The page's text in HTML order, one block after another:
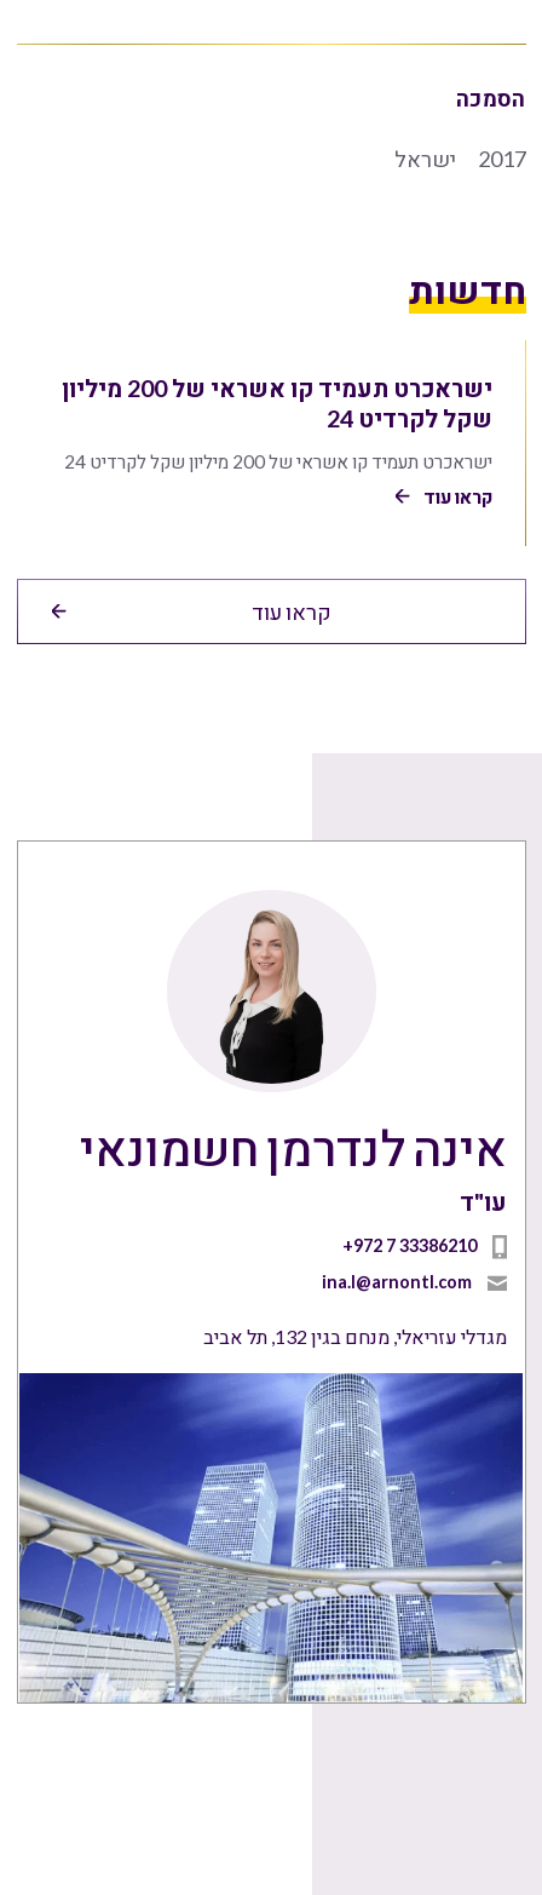
הסמכה
2017 ישראל
חדשות
ישראכרט תעמיד קו אשראי של 200 מיליון
שקל לקרדיט 24
ישראכרט תעמיד קו אשראי של 200 מיליון שקל לקרדיט 24
קראו עוד
קראו עוד
אינה לנדרמן חשמונאי
עו"ד
+972 7 33386210
ina.l@arnontl.com
מגדלי עזריאלי, מנחם בגין 132, תל אביב